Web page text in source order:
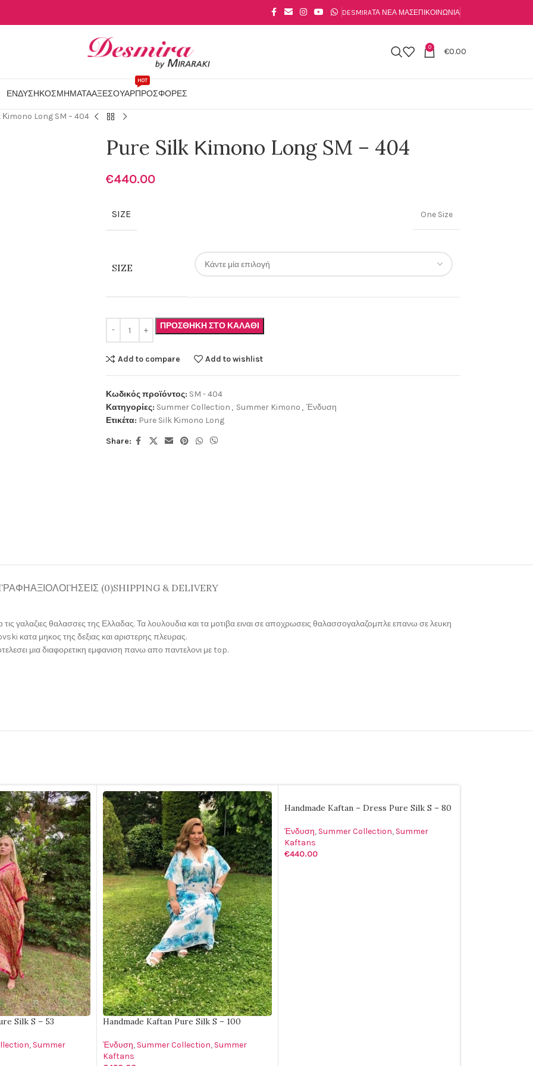
DESMIRAΤΑ ΝΈΑ ΜΑΣΕΠΙΚΟΙΝΩΝΊΑ
0 €0.00
ΕΝΔΥΣΗΚΟΣΜΗΜΑΤΑΑΞΕΣΟΥΑΡΠΡΟΣΦΟΡΕΣ
HOT
Κimono Long SM – 404
Pure Silk Κimono Long SM – 404
€440.00
SIZE One Size
SIZE
ΠΡΟΣΘΉΚΗ ΣΤΟ ΚΑΛΆΘΙ
Add to compare Add to wishlist
Κωδικός προϊόντος: SM - 404
Κατηγορίες: Summer Collection , Summer Kimono , Ένδυση
Ετικέτα: Pure Silk Κimono Long
Share:
ΑΞΙΟΛΟΓΉΣΕΙΣ (0)SHIPPING & DELIVERY
γαλαζιες θαλασσες της Ελλαδας. Τα λουλουδια και τα μοτιβα ειναι σε αποχρωσεις θαλασσογαλαζομπλε επανω σε λευκη
κατα μηκος της δεξιας και αριστερης πλευρας.
μια διαφορετικη εμφανιση πανω απο παντελονι με top.
Silk S – 53
, Summer
Handmade Kaftan Pure Silk S – 100
Ένδυση, Summer Collection, Summer
Kaftans
Handmade Kaftan – Dress Pure Silk S – 80
Ένδυση, Summer Collection, Summer
Kaftans
€440.00